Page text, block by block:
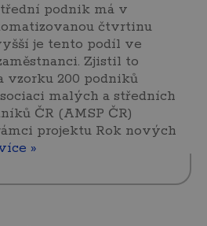
podnik má v
čtvrtinu
je tento podíl ve
Zjistil to
vzorku 200 podniků
malých a středních
ČR (AMSP ČR)
projektu Rok nových
»